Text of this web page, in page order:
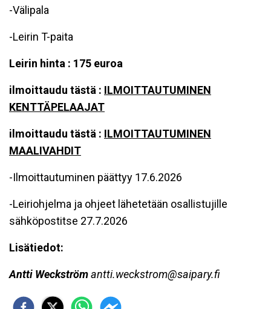
-Välipala
-Leirin T-paita
Leirin hinta : 175 euroa
ilmoittaudu tästä : ILMOITTAUTUMINEN
KENTTÄPELAAJAT
ilmoittaudu tästä : ILMOITTAUTUMINEN
MAALIVAHDIT
-Ilmoittautuminen päättyy 17.6.2026
-Leiriohjelma ja ohjeet lähetetään osallistujille
sähköpostitse 27.7.2026
Lisätiedot:
Antti Weckströmantti.weckstrom@saipary.fi